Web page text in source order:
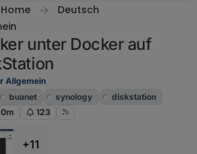
Deutsch
unter Docker auf
Allgemein
buanet synology
diskstation
123
+11